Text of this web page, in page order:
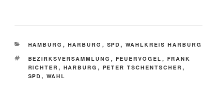
KATEGORIEN
HAMBURG , HARBURG , SPD , WAHLKREIS HARBURG
SCHLAGWÖRTER
BEZIRKSVERSAMMLUNG , FEUERVOGEL , FRANK
RICHTER , HARBURG , PETER TSCHENTSCHER ,
SPD , WAHL